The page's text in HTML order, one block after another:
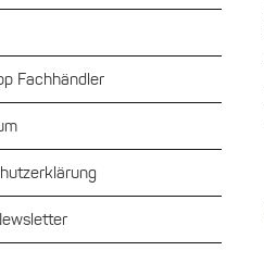
Fachhändler